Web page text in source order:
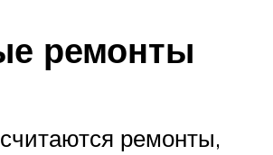
ремонты
ремонты,